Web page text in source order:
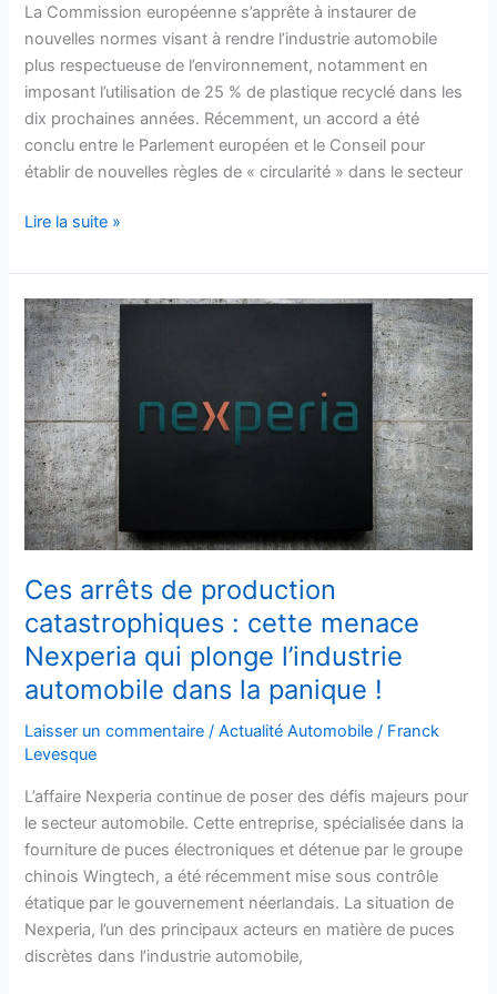
La Commission européenne s’apprête à instaurer de
nouvelles normes visant à rendre l’industrie automobile
plus respectueuse de l’environnement, notamment en
imposant l’utilisation de 25 % de plastique recyclé dans les
dix prochaines années. Récemment, un accord a été
conclu entre le Parlement européen et le Conseil pour
établir de nouvelles règles de « circularité » dans le secteur
Lire la suite »
Ces arrêts de production
catastrophiques : cette menace
Nexperia qui plonge l’industrie
automobile dans la panique !
Laisser un commentaire /Actualité Automobile / Franck
Levesque
L’affaire Nexperia continue de poser des défis majeurs pour
le secteur automobile. Cette entreprise, spécialisée dans la
fourniture de puces électroniques et détenue par le groupe
chinois Wingtech, a été récemment mise sous contrôle
étatique par le gouvernement néerlandais. La situation de
Nexperia, l’un des principaux acteurs en matière de puces
discrètes dans l’industrie automobile,
Ces
arrêts
de
production
catastrophiques
:
cette
menace
Nexperia
qui
plonge
l’industrie
automobile
dans
la
!